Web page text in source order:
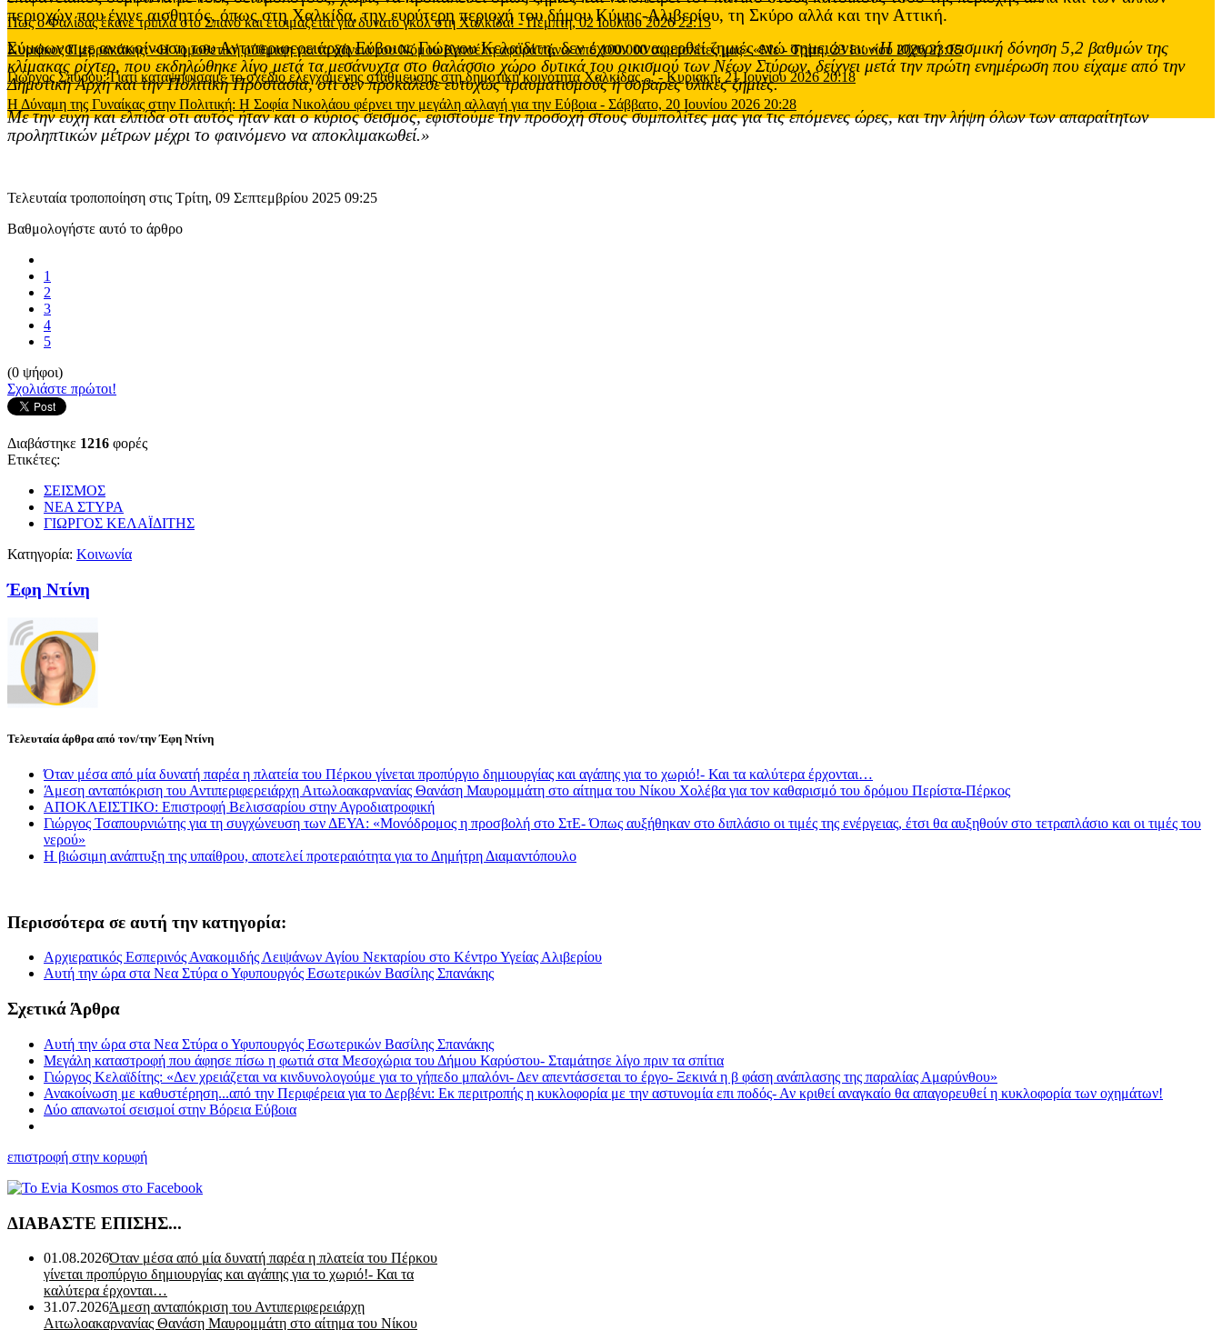
Πως ο Φαλίδας έκανε τρίπλα στο Σπανό και ετοιμάζεται για δυνατό γκολ στη Χαλκίδα! -Πέμπτη, 02 Ιουλίου 2026 22:15
Κυριάκος Πιερρακάκης: «Η νομοθετική ρύθμιση για τα δάνεια του Νόμου Κατσέλη αφορά πάνω από 100.000 συμπολίτες μας» «Με-Τρίτη, 23 Ιουνίου 2026 23:15
Γιώργος Σπύρου: Γιατί καταψηφίσαμε το σχέδιο ελεγχόμενης στάθμευσης στη δημοτική κοινότητα Χαλκίδας…-Κυριακή, 21 Ιουνίου 2026 20:18
Η Δύναμη της Γυναίκας στην Πολιτική: Η Σοφία Νικολάου φέρνει την μεγάλη αλλαγή για την Εύβοια - Σάββατο, 20 Ιουνίου 2026 20:28
περιοχών που έγινε αισθητός, όπως στη Χαλκίδα, την ευρύτερη περιοχή του δήμου Κύμης-Αλιβερίου, τη Σκύρο αλλά και την Αττική.
Σύμφωνα με ανακοίνωση του Αντιπεριφερειάρχη Εύβοιας Γιώργου Κελαϊδιτη, δεν έχουν αναφερθεί ζημιές ενώ σημειώνει:«Η ισχυρή σεισμική δόνηση 5,2 βαθμών της
κλίμακας ρίχτερ, που εκδηλώθηκε λίγο μετά τα μεσάνυχτα στο θαλάσσιο χώρο δυτικά του οικισμού των Νέων Στύρων, δείχνει μετά την πρώτη ενημέρωση που είχαμε από την
Δημοτική Αρχή και την Πολιτική Προστασία, οτι δεν προκάλεσε ευτυχώς τραυματισμούς ή σοβαρές υλικές ζημιές.
Με την ευχή και ελπίδα οτι αυτός ήταν και ο κύριος σεισμός, εφιστούμε την προσοχή στους συμπολίτες μας για τις επόμενες ώρες, και την λήψη όλων των απαραίτητων
προληπτικών μέτρων μέχρι το φαινόμενο να αποκλιμακωθεί.»
Τελευταία τροποποίηση στις Τρίτη, 09 Σεπτεμβρίου 2025 09:25
Βαθμολογήστε αυτό το άρθρο
1
2
3
4
5
(0 ψήφοι)
Σχολιάστε πρώτοι!
Διαβάστηκε 1216 φορές
Ετικέτες:
ΣΕΙΣΜΟΣ
ΝΕΑ ΣΤΥΡΑ
ΓΙΩΡΓΟΣ ΚΕΛΑΪΔΙΤΗΣ
Κατηγορία: Κοινωνία
Έφη Ντίνη
Τελευταία άρθρα από τον/την Έφη Ντίνη
Όταν μέσα από μία δυνατή παρέα η πλατεία του Πέρκου γίνεται προπύργιο δημιουργίας και αγάπης για το χωριό!- Και τα καλύτερα έρχονται…
Άμεση ανταπόκριση του Αντιπεριφερειάρχη Αιτωλοακαρνανίας Θανάση Μαυρομμάτη στο αίτημα του Νίκου Χολέβα για τον καθαρισμό του δρόμου Περίστα-Πέρκος
ΑΠΟΚΛΕΙΣΤΙΚΟ: Επιστροφή Βελισσαρίου στην Αγροδιατροφική
Γιώργος Τσαπουρνιώτης για τη συγχώνευση των ΔΕΥΑ: «Μονόδρομος η προσβολή στο ΣτΕ- Όπως αυξήθηκαν στο διπλάσιο οι τιμές της ενέργειας, έτσι θα αυξηθούν στο τετραπλάσιο και οι τιμές του
νερού»
Η βιώσιμη ανάπτυξη της υπαίθρου, αποτελεί προτεραιότητα για το Δημήτρη Διαμαντόπουλο
Περισσότερα σε αυτή την κατηγορία:
Αρχιερατικός Εσπερινός Ανακομιδής Λειψάνων Αγίου Νεκταρίου στο Κέντρο Υγείας Αλιβερίου
Αυτή την ώρα στα Νεα Στύρα ο Υφυπουργός Εσωτερικών Βασίλης Σπανάκης
Σχετικά Άρθρα
Αυτή την ώρα στα Νεα Στύρα ο Υφυπουργός Εσωτερικών Βασίλης Σπανάκης
Μεγάλη καταστροφή που άφησε πίσω η φωτιά στα Μεσοχώρια του Δήμου Καρύστου- Σταμάτησε λίγο πριν τα σπίτια
Γιώργος Κελαϊδίτης: «Δεν χρειάζεται να κινδυνολογούμε για το γήπεδο μπαλόνι- Δεν απεντάσσεται το έργο- Ξεκινά η β φάση ανάπλασης της παραλίας Αμαρύνθου»
Ανακοίνωση με καθυστέρηση...από την Περιφέρεια για το Δερβένι: Εκ περιτροπής η κυκλοφορία με την αστυνομία επι ποδός- Αν κριθεί αναγκαίο θα απαγορευθεί η κυκλοφορία των οχημάτων!
Δύο απανωτοί σεισμοί στην Βόρεια Εύβοια
επιστροφή στην κορυφή
ΔΙΑΒΑΣΤΕ ΕΠΙΣΗΣ...
01.08.2026Όταν μέσα από μία δυνατή παρέα η πλατεία του Πέρκου
γίνεται προπύργιο δημιουργίας και αγάπης για το χωριό!- Και τα
καλύτερα έρχονται…
31.07.2026Άμεση ανταπόκριση του Αντιπεριφερειάρχη
Αιτωλοακαρνανίας Θανάση Μαυρομμάτη στο αίτημα του Νίκου